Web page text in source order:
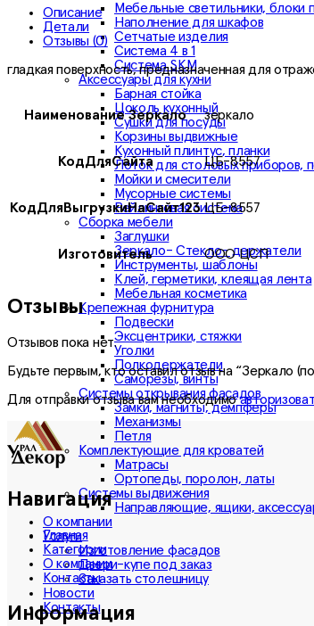
Мебельные светильники, блоки
Наполнение для шкафов
Сетчатые изделия
Система 4 в 1
Система SKM
Аксессуары для кухни
Барная стойка
Цоколь кухонный
Сушки для посуды
Корзины выдвижные
Кухонный плинтус, планки
Лоток для столовых приборов,
Мойки и смесители
Мусорные системы
Рейлинговая система
Сборка мебели
Заглушки
Зеркало- Стекло- держатели
Инструменты, шаблоны
Клей, герметики, клеящая лента
Мебельная косметика
Крепежная фурнитура
Подвески
Эксцентрики, стяжки
Уголки
Полкодержатели
Саморезы, винты
Системы открывания фасадов
Замки, магниты, демпферы
Механизмы
Петля
Комплектующие для кроватей
Матрасы
Ортопеды, поролон, латы
Системы выдвижения
Направляющие, ящики,
О компании
Услуги
Изготовление фасадов
Двери-купе под заказ
Заказать столешницу
Новости
Контакты
Описание
Детали
Отзывы (0)
гладкая поверхность, предназначенная для
Наименование Зеркало зеркало
КодДляСайта ЦБ-8557
КодДляВыгрузкиНаСайт123 ЦБ-8557
Изготовитель ООО ЦСП
Отзывы
Отзывов пока нет.
Будьте первым, кто оставил отзыв на “Зеркало
Для отправки отзыва вам необходимо
Навигация
Главная
Категории
О компании
Контакты
Информация